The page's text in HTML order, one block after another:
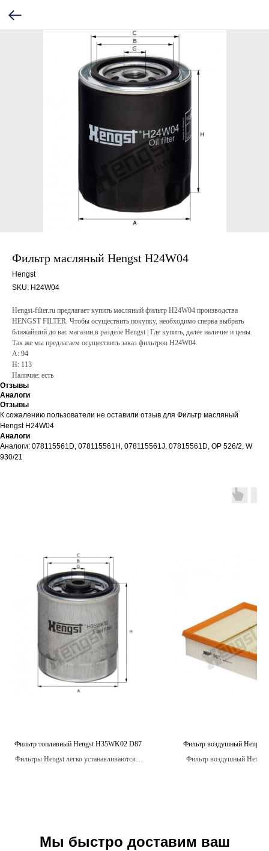
Фильтр масляный Hengst H24W04
Hengst
SKU: H24W04
Hengst-filter.ru предлагает купить масляный фильтр H24W04 производства
HENGST FILTER. Чтобы осуществить покупку, необходимо сперва выбрать
ближайший до вас магазин,в разделе Hengst | Где купить, далее наличие и цены.
Так же мы предлагаем осуществить заказ фильтров H24W04.
A: 94
H: 113
Наличие: есть
Отзывы
Аналоги
Отзывы
К сожалению пользователи не оставили отзыв для Фильтр масляный
Hengst H24W04
Аналоги
Аналоги: 078115561D, 078115561H, 078115561J, 07815561D, OP 526/2, W
930/21
Фильтр топливный Hengst H35WK02 D87
Фильтры Hengst легко устанавливаются и
Фильтр воздушный Hengst
Фильтр воздушный Hengst
Мы быстро доставим ваш